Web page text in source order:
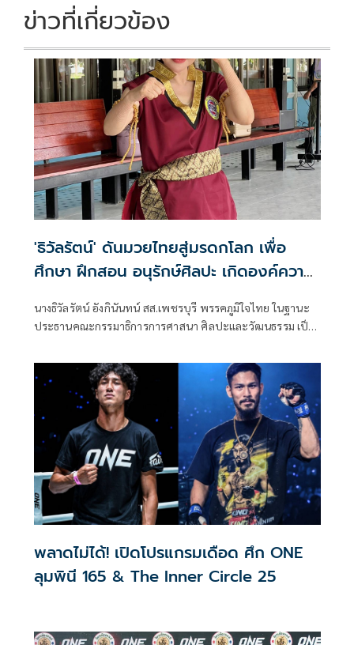
ข่าวที่เกี่ยวข้อง
'ธิวัลรัตน์' ดันมวยไทยสู่มรดกโลก เพื่อ
ศึกษา ฝึกสอน อนุรักษ์ศิลปะ เกิดองค์ความ
นานาชาติ
นางธิวัลรัตน์ อังกินันทน์ สส.เพชรบุรี พรรคภูมิใจไทย ในฐานะ
ประธานคณะกรรมาธิการการศาสนา ศิลปะและวัฒนธรรม เป็น
ณ โรงเรียนราชประชานุเคราะห์ 47 จังหวัดเพชรบุรี ร่วมกับ
สมาคมสยามยุทธกีฬาพื้นเมืองไทย ตลอดจนทุกภาคส่วน ที่ร่วม
แรงร่วมใจจัดเวทีแห่งการเรียนรู้ เพื่อแลกเปลี่ยนองค์ความรู้และ
สร้างเครือข่ายมวยไทยในระดับนานาชาติ
พลาดไม่ได้! เปิดโปรแกรมเดือด ศึก ONE
ลุมพินี 165 & The Inner Circle 25